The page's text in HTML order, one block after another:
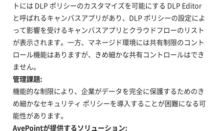
トには DLP ポリシーのカスタマイズを可能にする DLP Editor
と呼ばれるキャンバスアプリがあり、DLP ポリシーの設定によ
って影響を受けるキャンバスアプリとクラウドフローのリスト
が表示されます。一方、マネージド環境には共有制限のコント
ロール機能はありますが、きめ細かな共有コントロールはでき
ません。
管理課題:
機能的な制限により、企業がデータを完全に保護するためのき
め細かなセキュリティ ポリシーを導入することが困難になる可
能性があります。
AvePointが提供するソリューション: